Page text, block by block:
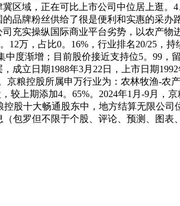
区域，正在可比上市公司中位居上逛。
品牌粉丝供给了很是便利和实惠的采办
充实操纵国际商业平台劣势，以农产物
万，占比0。16%，行业排名20/25，
度渐增；目前股价接近支持位5。99，
立日期1988年3月22日，上市日期
京粮控股所属申万行业为：农林牧渔-农
较上期添加4。65%。2024年1月-9月，
股十大畅通股东中，地方结算无限公司
包罗但不限于个股、评论、预测、图表